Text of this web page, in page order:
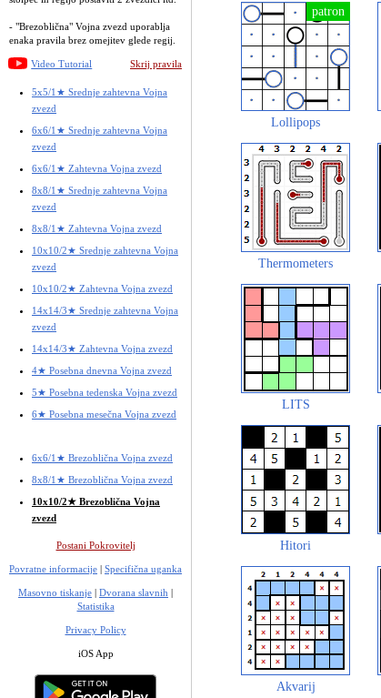
- "Brezoblična" Vojna zvezd uporablja
enaka pravila brez omejitev glede regij.
Video Tutorial Skrij pravila
5x5/1★ Srednje zahtevna Vojna
zvezd
6x6/1★ Srednje zahtevna Vojna
zvezd
6x6/1★ Zahtevna Vojna zvezd
8x8/1★ Srednje zahtevna Vojna
zvezd
8x8/1★ Zahtevna Vojna zvezd
10x10/2★ Srednje zahtevna Vojna
zvezd
10x10/2★ Zahtevna Vojna zvezd
14x14/3★ Srednje zahtevna Vojna
zvezd
14x14/3★ Zahtevna Vojna zvezd
4★ Posebna dnevna Vojna zvezd
5★ Posebna tedenska Vojna zvezd
6★ Posebna mesečna Vojna zvezd
6x6/1★ Brezoblična Vojna zvezd
8x8/1★ Brezoblična Vojna zvezd
10x10/2★ Brezoblična Vojna
zvezd
Postani Pokrovitelj
Povratne informacije | Specifična uganka
Masovno tiskanje | Dvorana slavnih |
Statistika
Privacy Policy
iOS App
Lollipops
Thermometers
LITS
Hitori
Akvarij